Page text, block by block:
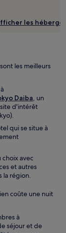
les
les meilleurs
Daiba, un
d'intérêt
qui se situe à
choix avec
et autres
la région.
coûte une nuit
à
séjour et de